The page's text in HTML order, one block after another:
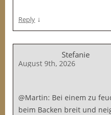
Reply ↓
Stefanie
August 9th, 2026
@Martin: Bei einem zu
beim Backen breit und